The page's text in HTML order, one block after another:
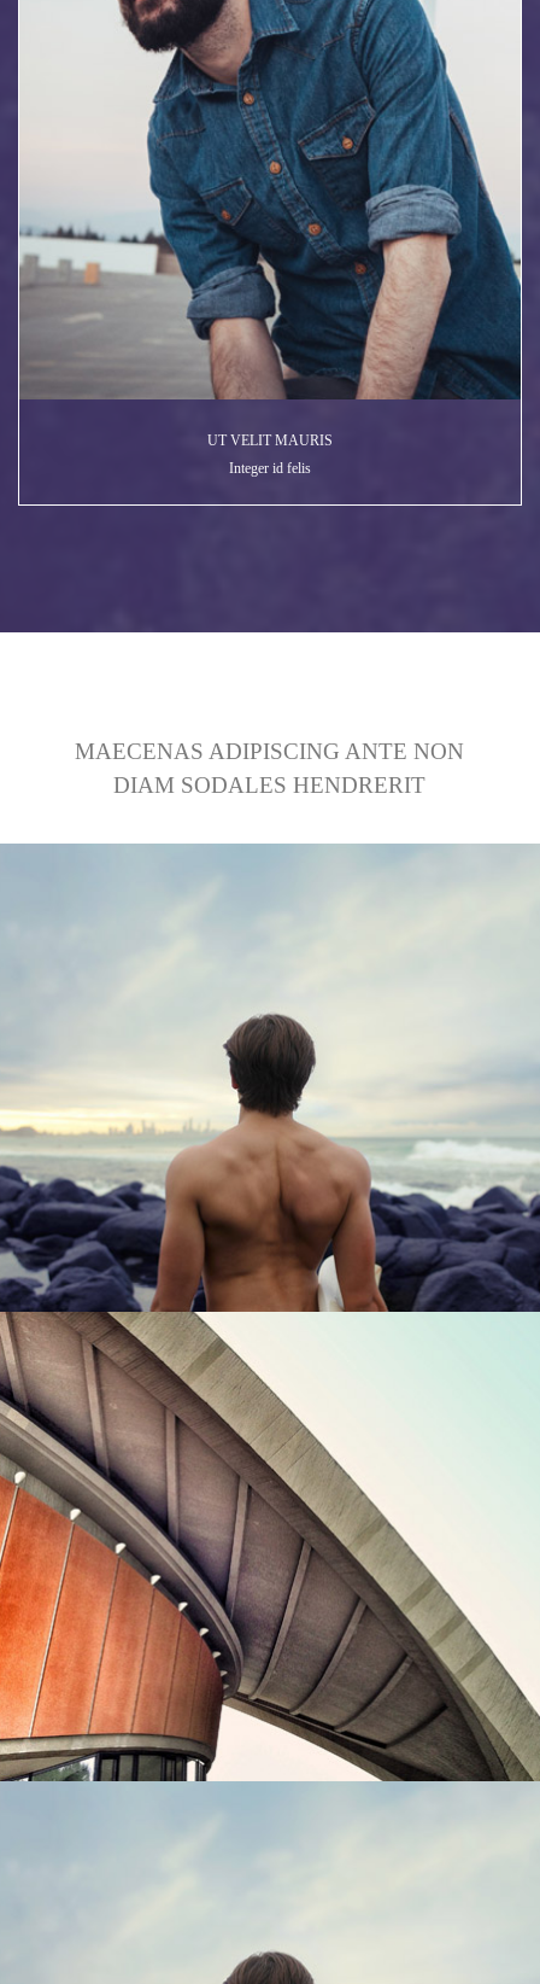
UT VELIT MAURIS
Integer id felis
MAECENAS ADIPISCING ANTE NON
DIAM SODALES HENDRERIT